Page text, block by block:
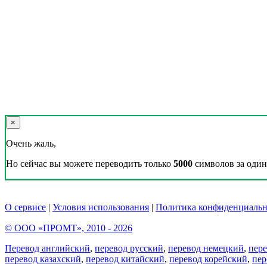
×
Очень жаль,
Но сейчас вы можете переводить только 5000 символов за один
О сервисе | Условия использования | Политика
© ООО «ПРОМТ», 2010 - 2026
Перевод английский, перевод русский, перевод немецкий,
перевод казахский, перевод китайский, перевод корейский,